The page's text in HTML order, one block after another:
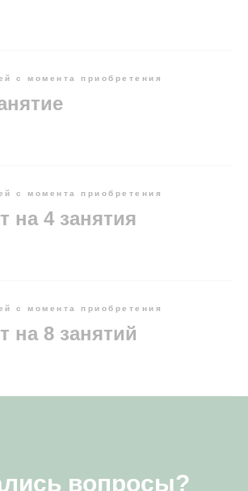
с момента приобретения
с момента приобретения
на 4 занятия
с момента приобретения
на 8 занятий
вопросы?